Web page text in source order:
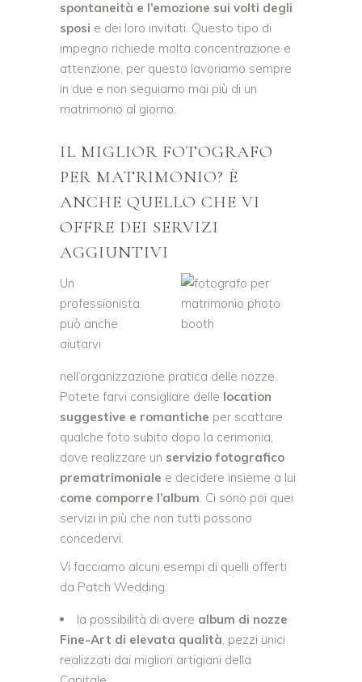
spontaneità e l’emozione sui volti degli
sposi e dei loro invitati. Questo tipo di
impegno richiede molta concentrazione e
attenzione, per questo lavoriamo sempre
in due e non seguiamo mai più di un
matrimonio al giorno.
IL MIGLIOR FOTOGRAFO
PER MATRIMONIO? È
ANCHE QUELLO CHE VI
OFFRE DEI SERVIZI
AGGIUNTIVI
Un
professionista
può anche
aiutarvi
nell’organizzazione pratica delle nozze.
Potete farvi consigliare delle location
suggestive e romantiche per scattare
qualche foto subito dopo la cerimonia,
dove realizzare un servizio fotografico
prematrimoniale e decidere insieme a lui
come comporre l’album. Ci sono poi quei
servizi in più che non tutti possono
concedervi.
Vi facciamo alcuni esempi di quelli offerti
da Patch Wedding:
la possibilità di avere album di nozze
Fine-Art di elevata qualità, pezzi unici
realizzati dai migliori artigiani della